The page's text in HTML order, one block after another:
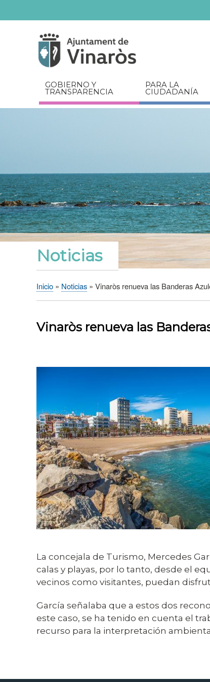
relacionados
GOBIERNO Y
TRANSPARENCIA
PARA LA
CIUDADANÍA
Noticias
Sobrescribir
de
ayuda
Inicio Noticias Vinaròs renueva las Banderas
Vinaròs renueva las
La concejala de Turismo, Mercedes
calas y playas, por lo tanto, desde el
vecinos como visitantes, puedan
García señalaba que a estos dos
este caso, se ha tenido en cuenta el
recurso para la interpretación